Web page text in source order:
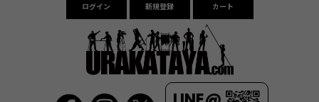
ログイン 新規登録 カート